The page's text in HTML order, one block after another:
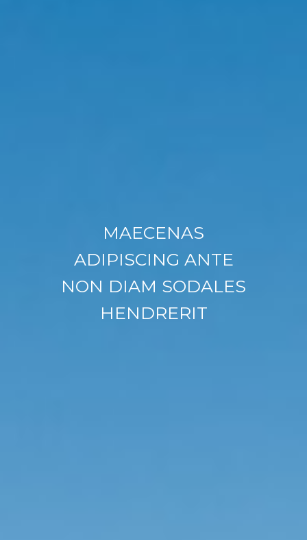
MAECENAS
ADIPISCING ANTE
NON DIAM SODALES
HENDRERIT